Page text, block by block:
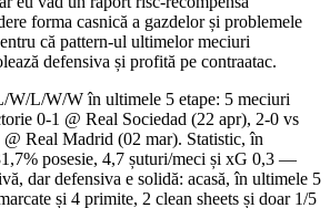
forma casnică a gazdelor și problemele
că pattern-ul ultimelor meciuri
defensiva și profită pe contraatac.
W/L/W/W în ultimele 5 etape: 5 meciuri
0-1 @ Real Sociedad (22 apr), 2-0 vs
Real Madrid (02 mar). Statistic, în
posesie, 4,7 șuturi/meci și xG 0,3 —
dar defensiva e solidă: acasă, în ultimele 5
și 4 primite, 2 clean sheets și doar 1/5